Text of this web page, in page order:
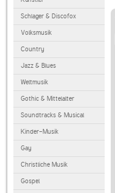
Schlager & Discofox
Volksmusik
Country
Jazz & Blues
Weltmusik
Gothic & Mittelalter
Soundtracks & Musical
Kinder-Musik
Gay
Christliche Musik
Gospel